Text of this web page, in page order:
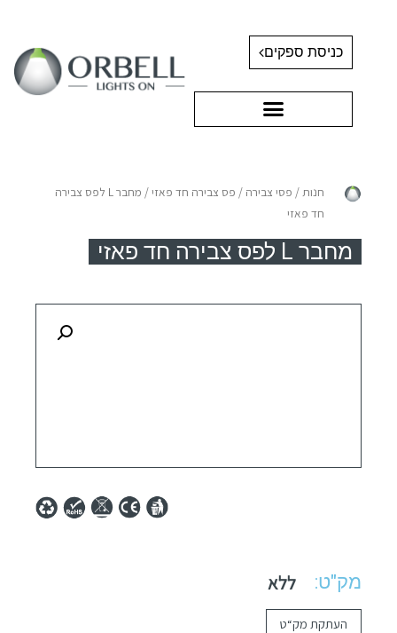
כניסת ספקים
חנות / פסי צבירה / פס צבירה חד פאזי
/ מחבר L לפס צבירה
חד פאזי
מחבר L לפס צבירה חד פאזי
מק"ט: ללא
העתקת מק“ט